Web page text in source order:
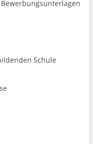
Schule